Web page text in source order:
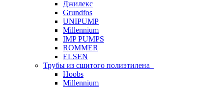
Джилекс
Grundfos
UNIPUMP
Millennium
IMP PUMPS
ROMMER
ELSEN
Трубы из сшитого полиэтилена
Hoobs
Millennium